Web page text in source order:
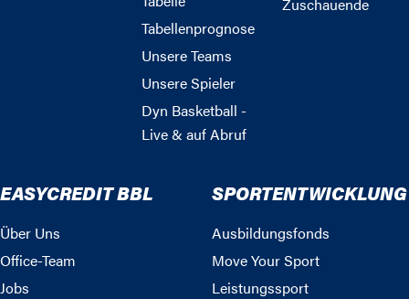
Tabellenprognose
Unsere Teams
Unsere Spieler
Dyn Basketball -
Live & auf Abruf
Zuschauende
EASYCREDIT BBL
Über Uns
Office-Team
Jobs
SPORTENTWICKLUNG
Ausbildungsfonds
Move Your Sport
Leistungssport